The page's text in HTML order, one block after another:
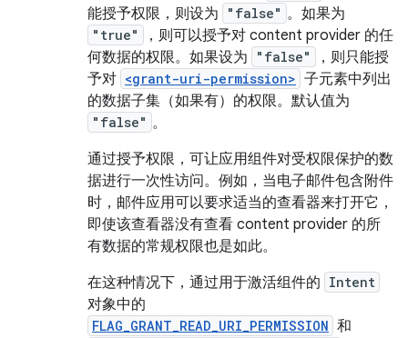
能授予权限，则设为
"false" 。如果为
"true"
，则可以授予对 content provider 的任
何数据的权限。如果设为
"false"
，则只能授
予对 <grant-uri-permission> 子元素中列出
的数据子集（如果有）的权限。默认值为
"false" 。
通过授予权限，可让应用组件对受权限保护的数
据进行一次性访问。例如，当电子邮件包含附件
时，邮件应用可以要求适当的查看器来打开它，
即使该查看器没有查看 content provider 的所
有数据的常规权限也是如此。
在这种情况下，通过用于激活组件的 Intent
对象中的
FLAG_GRANT_READ_URI_PERMISSION 和